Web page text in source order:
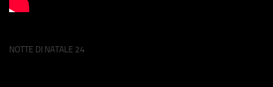
NOTTE DI NATALE 24